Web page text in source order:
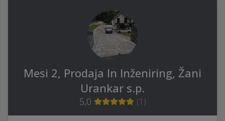
Mesi 2, Prodaja In Inženiring, Žani
Urankar s.p.
5,0 (1 )